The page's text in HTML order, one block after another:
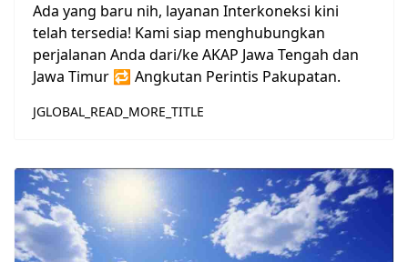
Ada yang baru nih, layanan Interkoneksi kini
telah tersedia! Kami siap menghubungkan
perjalanan Anda dari/ke AKAP Jawa Tengah dan
Jawa Timur 🔁 Angkutan Perintis Pakupatan.
JGLOBAL_READ_MORE_TITLE